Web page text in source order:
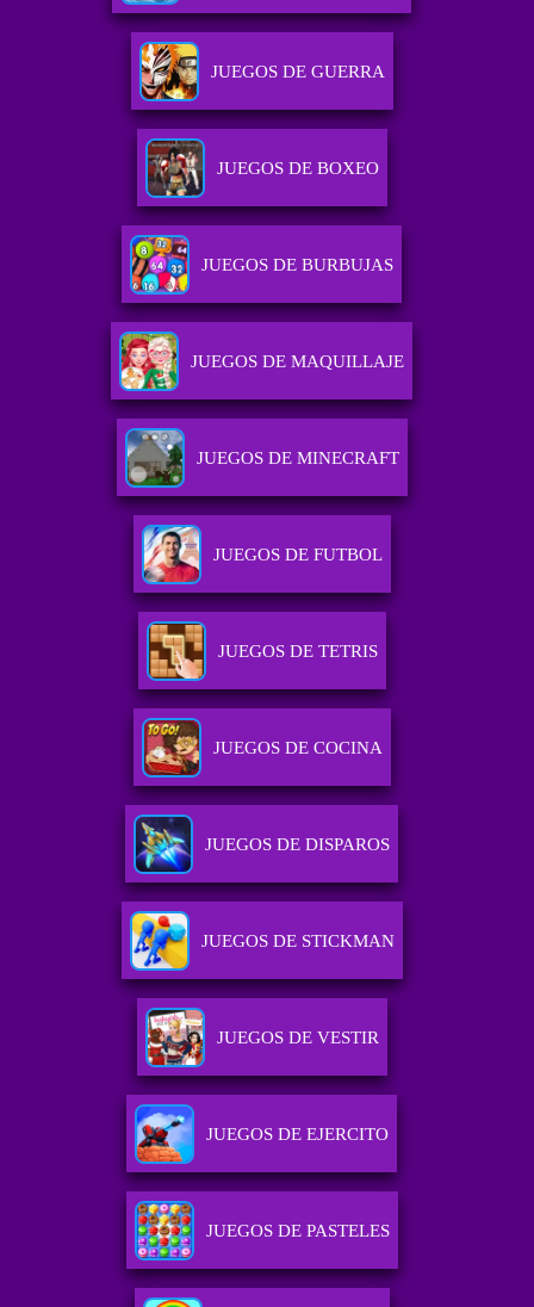
JUEGOS DE GUERRA
JUEGOS DE BOXEO
JUEGOS DE BURBUJAS
JUEGOS DE MAQUILLAJE
JUEGOS DE MINECRAFT
JUEGOS DE FUTBOL
JUEGOS DE TETRIS
JUEGOS DE COCINA
JUEGOS DE DISPAROS
JUEGOS DE STICKMAN
JUEGOS DE VESTIR
JUEGOS DE EJERCITO
JUEGOS DE PASTELES